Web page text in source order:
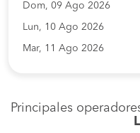
Dom, 09 Ago 2026
Lun, 10 Ago 2026
Mar, 11 Ago 2026
Principales